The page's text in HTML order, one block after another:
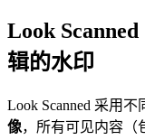
Look
辑的水印
Look Scanned 采用
像，所有可见内容（